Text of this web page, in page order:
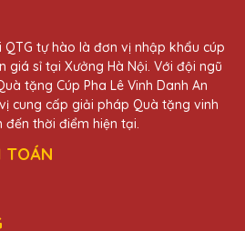
số lượng lớn quà tặng pha
QTG tự hào là đơn vị nhập khẩu cúp
giá sỉ tại Xưởng Hà Nội. Với đội ngũ
tặng Cúp Pha Lê Vinh Danh An
cung cấp giải pháp Quà tặng vinh
thời điểm hiện tại.
TOÁN